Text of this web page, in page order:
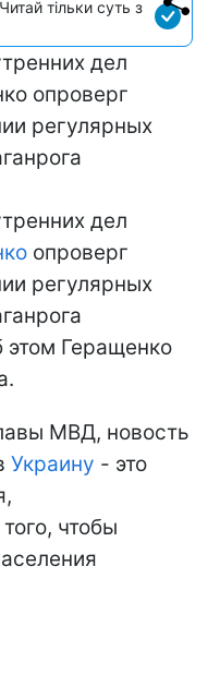
тільки суть з
дел
опроверг
регулярных
дел
опроверг
регулярных
этом Геращенко
МВД, новость
Украину - это
чтобы